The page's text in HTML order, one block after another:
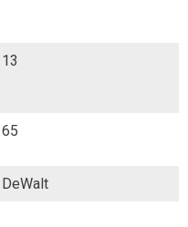
13
65
DeWalt